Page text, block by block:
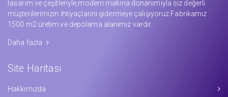
tasarım ve çeşitleriyle,modern makina donanımıyla siz değerli
müşterilerimizin ihtiyaçlarını gidermeye çalışıyoruz.Fabrikamız
1500 m2 üretim ve depolama alanımız vardır.
Daha fazla
Site Haritası
Hakkımızda